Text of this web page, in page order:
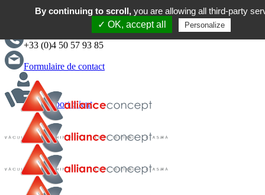
English
+33 (0)4 50 57 93 85
Formulaire de contact
Support client
By continuing to scroll,you are allowing all third-party
✓ OK, accept all
Personalize